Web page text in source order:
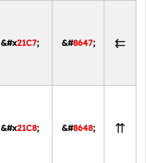
⇇
&#8647;
&#x21C7;
⇈
&#8648;
&#x21C8;